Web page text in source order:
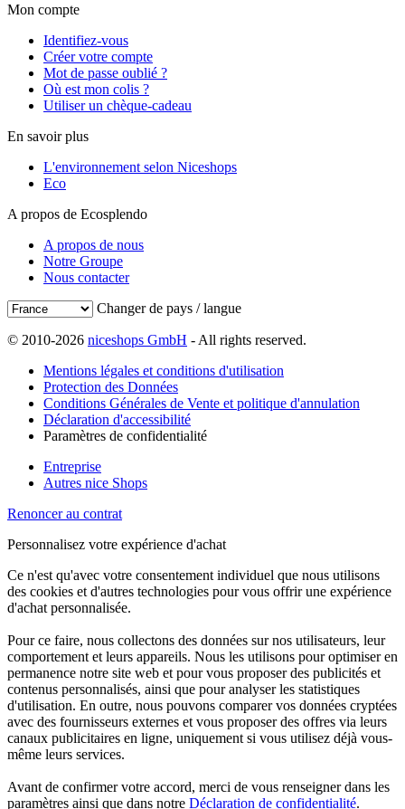
Mon compte
Identifiez-vous
Créer votre compte
Mot de passe oublié ?
Où est mon colis ?
Utiliser un chèque-cadeau
En savoir plus
L'environnement selon Niceshops
Eco
A propos de Ecosplendo
A propos de nous
Notre Groupe
Nous contacter
Changer de pays / langue
© 2010-2026 niceshops GmbH - All rights reserved.
Mentions légales et conditions d'utilisation
Protection des Données
Conditions Générales de Vente et politique d'annulation
Déclaration d'accessibilité
Paramètres de confidentialité
Entreprise
Autres nice Shops
Renoncer au contrat
Personnalisez votre expérience d'achat
Ce n'est qu'avec votre consentement individuel que nous utilisons
des cookies et d'autres technologies pour vous offrir une expérience
d'achat personnalisée.
Pour ce faire, nous collectons des données sur nos utilisateurs, leur
comportement et leurs appareils. Nous les utilisons pour optimiser en
permanence notre site web et pour vous proposer des publicités et
contenus personnalisés, ainsi que pour analyser les statistiques
d'utilisation. En outre, nous pouvons comparer vos données cryptées
avec des fournisseurs externes et vous proposer des offres via leurs
canaux publicitaires en ligne, uniquement si vous utilisez déjà vous-
même leurs services.
Avant de confirmer votre accord, merci de vous renseigner dans les
paramètres ainsi que dans notre Déclaration de confidentialité.